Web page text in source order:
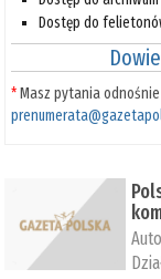
Dostęp do
*Masz pytania